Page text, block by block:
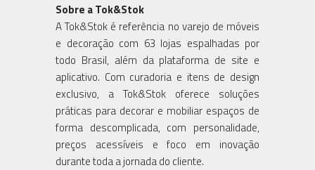
Sobre a Tok&Stok
A Tok&Stok é referência no varejo de móveis
e decoração com 63 lojas espalhadas por
todo Brasil, além da plataforma de site e
aplicativo. Com curadoria e itens de design
exclusivo, a Tok&Stok oferece soluções
práticas para decorar e mobiliar espaços de
forma descomplicada, com personalidade,
preços acessíveis e foco em inovação
durante toda a jornada do cliente.